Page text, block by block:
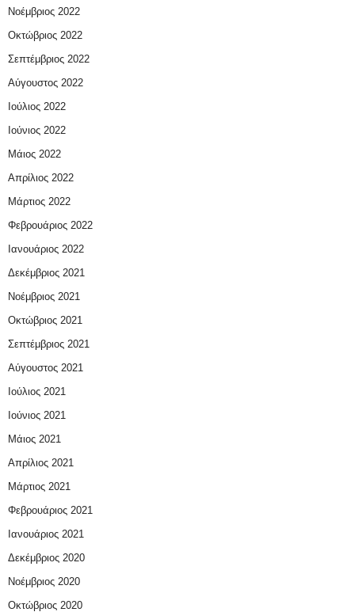
Νοέμβριος 2022
Οκτώβριος 2022
Σεπτέμβριος 2022
Αύγουστος 2022
Ιούλιος 2022
Ιούνιος 2022
Μάιος 2022
Απρίλιος 2022
Μάρτιος 2022
Φεβρουάριος 2022
Ιανουάριος 2022
Δεκέμβριος 2021
Νοέμβριος 2021
Οκτώβριος 2021
Σεπτέμβριος 2021
Αύγουστος 2021
Ιούλιος 2021
Ιούνιος 2021
Μάιος 2021
Απρίλιος 2021
Μάρτιος 2021
Φεβρουάριος 2021
Ιανουάριος 2021
Δεκέμβριος 2020
Νοέμβριος 2020
Οκτώβριος 2020